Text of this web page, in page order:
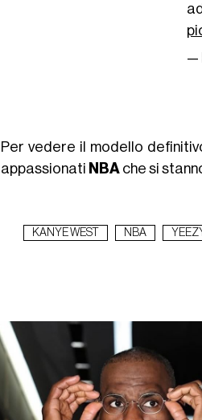
—
Per vedere il modello
appassionati NBAche si
KANYE WEST NBA